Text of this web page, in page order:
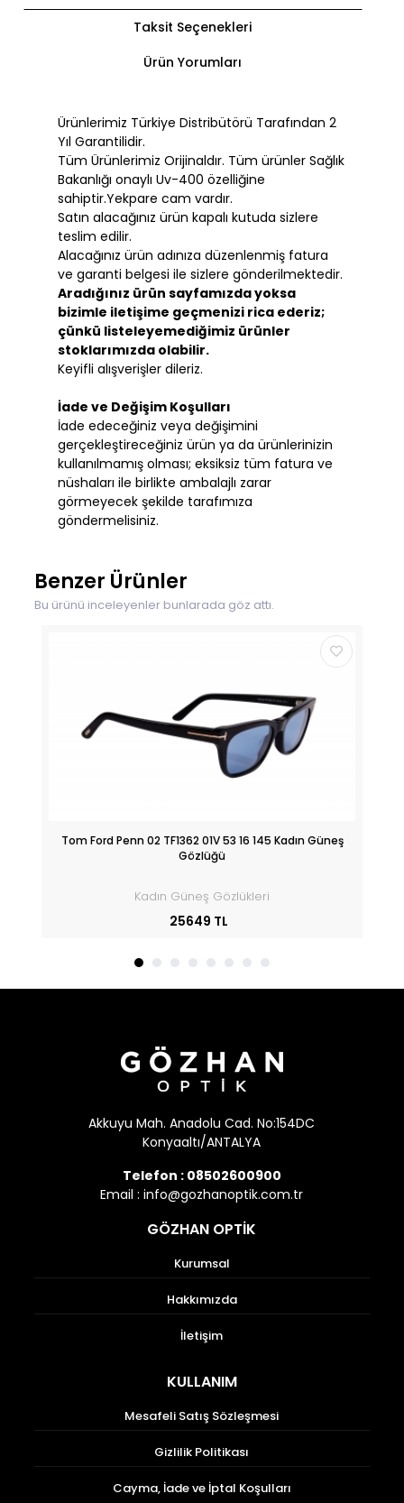
Taksit Seçenekleri
Ürün Yorumları
Ürünlerimiz Türkiye Distribütörü Tarafından 2
Yıl Garantilidir.
Tüm Ürünlerimiz Orijinaldır. Tüm ürünler Sağlık
Bakanlığı onaylı Uv-400 özelliğine
sahiptir.Yekpare cam vardır.
Satın alacağınız ürün kapalı kutuda sizlere
teslim edilir.
Alacağınız ürün adınıza düzenlenmiş fatura
ve garanti belgesi ile sizlere gönderilmektedir.
Aradığınız ürün sayfamızda yoksa
bizimle iletişime geçmenizi rica ederiz;
çünkü listeleyemediğimiz ürünler
stoklarımızda olabilir.
Keyifli alışverişler dileriz.
İade ve Değişim Koşulları
İade edeceğiniz veya değişimini
gerçekleştireceğiniz ürün ya da ürünlerinizin
kullanılmamış olması; eksiksiz tüm fatura ve
nüshaları ile birlikte ambalajlı zarar
görmeyecek şekilde tarafımıza
göndermelisiniz.
Benzer Ürünler
Bu ürünü inceleyenler bunlarada göz attı.
Tom Ford Penn 02 TF1362 01V 53 16 145 Kadın Güneş
Gözlüğü
Kadın Güneş Gözlükleri
25649 TL
Akkuyu Mah. Anadolu Cad. No:154DC
Konyaaltı/ANTALYA
Telefon : 08502600900
Email :info@gozhanoptik.com.tr
GÖZHAN OPTİK
Kurumsal
Hakkımızda
İletişim
KULLANIM
Mesafeli Satış Sözleşmesi
Gizlilik Politikası
Cayma, İade ve İptal Koşulları